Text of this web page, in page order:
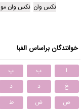
نکس وان نکس وان
خوانندگان براساس الفبا
ا ب پ
خ
د ذ
ص
ض ط